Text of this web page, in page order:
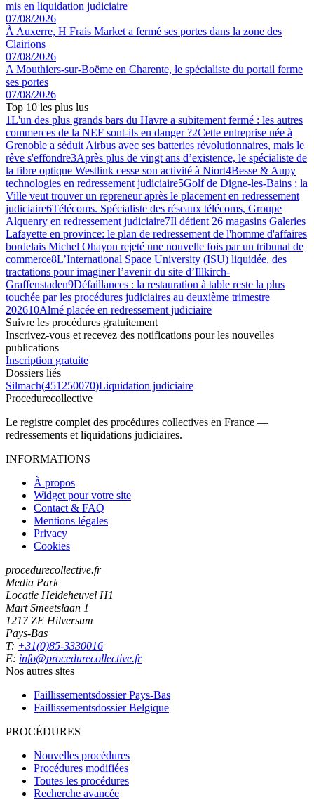
mis en liquidation judiciaire
07/08/2026
À Auxerre, H Frais Market a fermé ses portes dans la zone des
Clairions
07/08/2026
A Mouthiers-sur-Boëme en Charente, le spécialiste du portail ferme
ses portes
07/08/2026
Top 10 les plus lus
1L'un des plus grands bars du Havre a subitement fermé : les autres
commerces de la NEF sont-ils en danger ?2Cette entreprise née à
Grenoble a séduit Airbus avec ses batteries révolutionnaires, mais le
rêve s'effondre3Après plus de vingt ans d’existence, le spécialiste de
la fibre optique Westlink cesse son activité à Niort4Besse & Aupy
technologies en redressement judiciaire5Golf de Digne-les-Bains : la
Ville veut trouver un repreneur après le placement en redressement
judiciaire6Télécoms. Spécialiste des réseaux télécoms, Groupe
Alquenry en redressement judiciaire7Il détient 26 magasins Galeries
Lafayette en province: le plan de redressement de l'homme d'affaires
bordelais Michel Ohayon rejeté une nouvelle fois par un tribunal de
commerce8L’International Space University (ISU) liquidée, des
tractations pour imaginer l’avenir du site d’Illkirch-
Graffenstaden9Défaillances : la restauration à table reste la plus
touchée par les procédures judiciaires au deuxième trimestre
202610Almé placée en redressement judiciaire
Suivre les procédures gratuitement
Inscrivez-vous et recevez des notifications pour les nouvelles
publications
Inscription gratuite
Dossiers liés
Silmach(451250070)Liquidation judiciaire
Procedurecollective
Le registre complet des procédures collectives en France —
redressements et liquidations judiciaires.
INFORMATIONS
À propos
Widget pour votre site
Contact & FAQ
Mentions légales
Privacy
Cookies
procedurecollective.fr
Media Park
Locatie Heideheuvel H1
Mart Smeetslaan 1
1217 ZE Hilversum
Pays-Bas
T: +31(0)85-3330016
E: info@procedurecollective.fr
Nos autres sites
Faillissementsdossier Pays-Bas
Faillissementsdossier Belgique
PROCÉDURES
Nouvelles procédures
Procédures modifiées
Toutes les procédures
Recherche avancée